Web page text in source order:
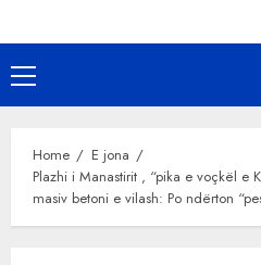
Primary
Menu
Home
E jona
Plazhi i Manastirit , “pika e voçkël e
masiv betoni e vilash: Po ndërton